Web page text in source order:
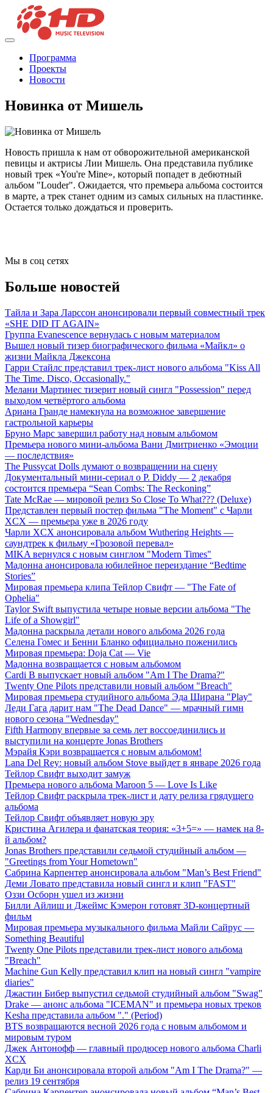
Программа
Проекты
Новости
Новинка от Мишель
Новость пришла к нам от обворожительной американской
певицы и актрисы Лии Мишель. Она представила публике
новый трек «You're Mine», который попадет в дебютный
альбом "Louder". Ожидается, что премьера альбома состоится
в марте, а трек станет одним из самых сильных на пластинке.
Остается только дождаться и проверить.
Мы в соц сетях
Больше новостей
Тайла и Зара Ларссон анонсировали первый совместный трек
«SHE DID IT AGAIN»
Группа Evanescence вернулась с новым материалом
Вышел новый тизер биографического фильма «Майкл» о
жизни Майкла Джексона
Гарри Стайлс представил трек-лист нового альбома "Kiss All
The Time. Disco, Occasionally."
Мелани Мартинес тизерит новый сингл "Possession" перед
выходом четвёртого альбома
Ариана Гранде намекнула на возможное завершение
гастрольной карьеры
Бруно Марс завершил работу над новым альбомом
Премьера нового мини-альбома Вани Дмитриенко «Эмоции
— последствия»
The Pussycat Dolls думают о возвращении на сцену
Документальный мини-сериал о P. Diddy — 2 декабря
состоится премьера “Sean Combs: The Reckoning”
Tate McRae — мировой релиз So Close To What??? (Deluxe)
Представлен первый постер фильма "The Moment" с Чарли
XCX — премьера уже в 2026 году
Чарли XCX анонсировала альбом Wuthering Heights —
саундтрек к фильму «Грозовой перевал»
MIKA вернулся с новым синглом "Modern Times"
Мадонна анонсировала юбилейное переиздание “Bedtime
Stories”
Мировая премьера клипа Тейлор Свифт — "The Fate of
Ophelia"
Taylor Swift выпустила четыре новые версии альбома "The
Life of a Showgirl"
Мадонна раскрыла детали нового альбома 2026 года
Селена Гомес и Бенни Бланко официально поженились
Мировая премьера: Doja Cat — Vie
Мадонна возвращается с новым альбомом
Cardi B выпускает новый альбом "Am I The Drama?"
Twenty One Pilots представили новый альбом "Breach"
Мировая премьера студийного альбома Эда Ширана "Play"
Леди Гага дарит нам "The Dead Dance" — мрачный гимн
нового сезона "Wednesday"
Fifth Harmony впервые за семь лет воссоединились и
выступили на концерте Jonas Brothers
Мэрайя Кэри возвращается с новым альбомом!
Lana Del Rey: новый альбом Stove выйдет в январе 2026 года
Тейлор Свифт выходит замуж
Премьера нового альбома Maroon 5 — Love Is Like
Тейлор Свифт раскрыла трек-лист и дату релиза грядущего
альбома
Тейлор Свифт объявляет новую эру
Кристина Агилера и фанатская теория: «3+5=» — намек на 8-
й альбом?
Jonas Brothers представили седьмой студийный альбом —
"Greetings from Your Hometown"
Сабрина Карпентер анонсировала альбом "Man’s Best Friend"
Деми Ловато представила новый сингл и клип "FAST"
Оззи Осборн ушел из жизни
Билли Айлиш и Джеймс Кэмерон готовят 3D-концертный
фильм
Мировая премьера музыкального фильма Майли Сайрус —
Something Beautiful
Twenty One Pilots представили трек-лист нового альбома
"Breach"
Machine Gun Kelly представил клип на новый сингл "vampire
diaries"
Джастин Бибер выпустил седьмой студийный альбом "Swag"
Drake — анонс альбома "ICEMAN" и премьера новых треков
Kesha представила альбом "." (Period)
BTS возвращаются весной 2026 года с новым альбомом и
мировым туром
Джек Антонофф — главный продюсер нового альбома Charli
XCX
Карди Би анонсировала второй альбом "Am I The Drama?" —
релиз 19 сентября